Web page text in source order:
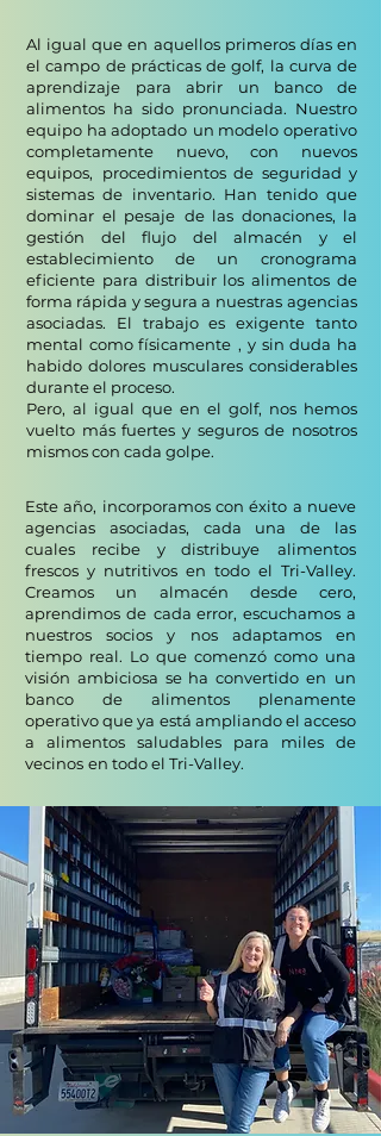
Al igual que en aquellos primeros días en
el campo de prácticas de golf, la curva de
aprendizaje
para abrir un banco de
alimentos ha sido pronunciada. Nuestro
equipo ha adoptado un modelo operativo
completamente nuevo, con nuevos
equipos,
procedimientos de seguridad y
sistemas de inventario. Han tenido que
dominar el pesaje de las donaciones, la
gestión del flujo del almacén y el
establecimiento de un
cronograma
eficiente para distribuir los alimentos de
forma rápida y segura a nuestras agencias
asociadas. El trabajo es exigente tanto
mental como físicamente , y sin duda ha
habido dolores musculares considerables
durante el proceso.
Pero, al igual que en el golf, nos hemos
vuelto más fuertes y seguros de nosotros
mismos con cada golpe.
Este año, incorporamos con éxito a nueve
agencias asociadas, cada una de las
cuales recibe y distribuye
alimentos
frescos y nutritivos en todo el Tri-Valley.
Creamos un almacén desde cero,
aprendimos de cada error, escuchamos a
nuestros socios y nos adaptamos en
tiempo real. Lo que comenzó como una
visión ambiciosa se ha convertido en un
banco de alimentos plenamente
operativo que ya está ampliando el acceso
a alimentos saludables para miles de
vecinos en todo el Tri-Valley.